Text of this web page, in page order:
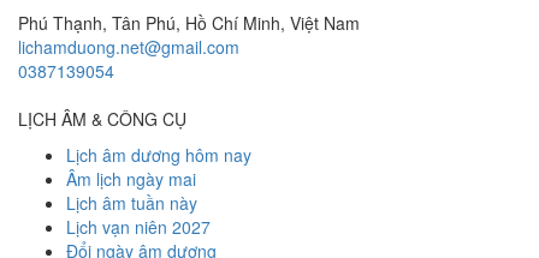
Phú Thạnh, Tân Phú, Hồ Chí Minh, Việt Nam
lichamduong.net@gmail.com
0387139054
LỊCH ÂM & CÔNG CỤ
Lịch âm dương hôm nay
Âm lịch ngày mai
Lịch âm tuần này
Lịch vạn niên 2027
Đổi ngày âm dương